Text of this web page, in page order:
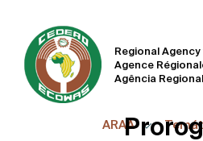
Regional
Agence
Agência
ARAA